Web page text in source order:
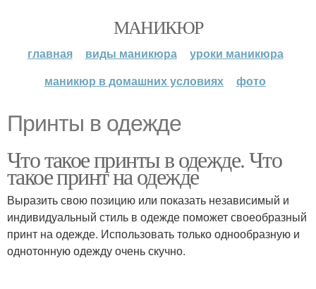
МАНИКЮР
главная виды маникюра
уроки маникюра
маникюр в домашних условиях
фото
Принты в одежде
Что такое принты в одежде. Что
такое принт на одежде
Выразить свою позицию или показать независимый и
индивидуальный стиль в одежде поможет своеобразный
принт на одежде. Использовать только однообразную и
однотонную одежду очень скучно.